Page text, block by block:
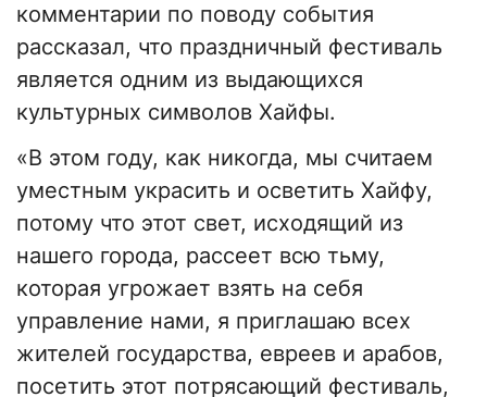
комментарии по поводу события
рассказал, что праздничный фестиваль
является одним из выдающихся
культурных символов Хайфы.
«В этом году, как никогда, мы считаем
уместным украсить и осветить Хайфу,
потому что этот свет, исходящий из
нашего города, рассеет всю тьму,
которая угрожает взять на себя
управление нами, я приглашаю всех
жителей государства, евреев и арабов,
посетить этот потрясающий фестиваль,